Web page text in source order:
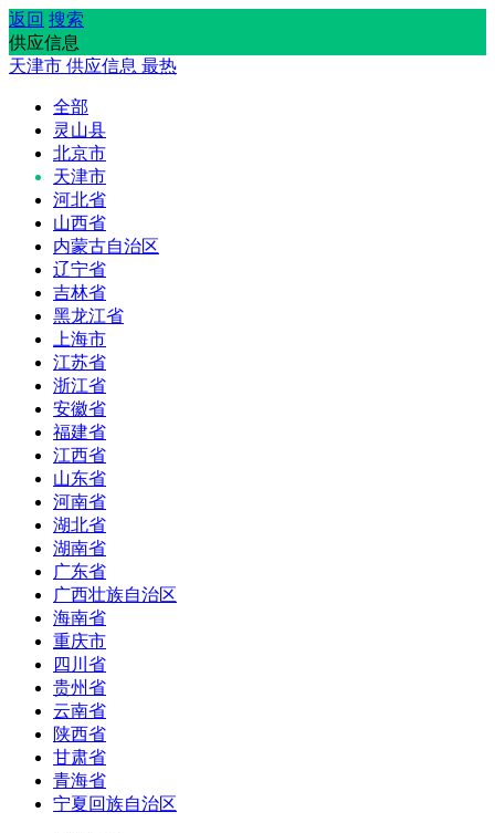
返回 搜索
供应信息
天津市 供应信息 最热
全部
灵山县
北京市
天津市
河北省
山西省
内蒙古自治区
辽宁省
吉林省
黑龙江省
上海市
江苏省
浙江省
安徽省
福建省
江西省
山东省
河南省
湖北省
湖南省
广东省
广西壮族自治区
海南省
重庆市
四川省
贵州省
云南省
陕西省
甘肃省
青海省
宁夏回族自治区